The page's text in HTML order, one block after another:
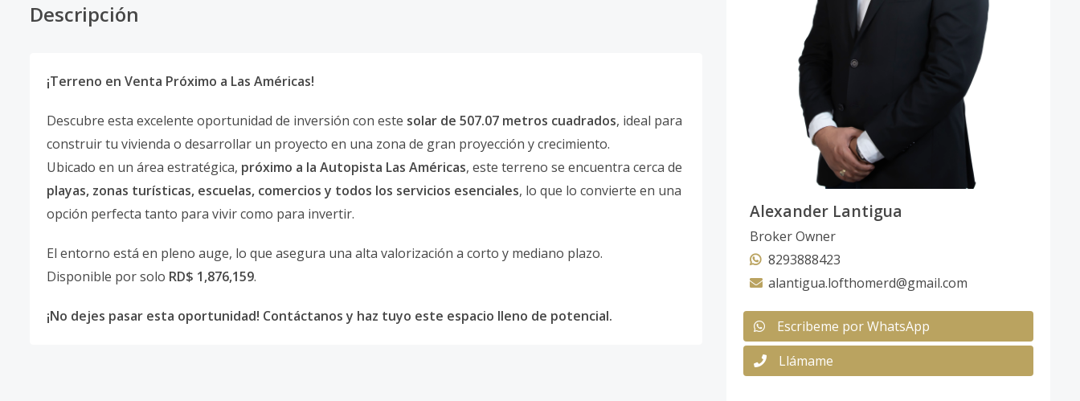
Descripción
¡Terreno en Venta Próximo a Las Américas!
Descubre esta excelente oportunidad de inversión con este solar de 507.07 metros cuadrados, ideal para
construir tu vivienda o desarrollar un proyecto en una zona de gran proyección y crecimiento.
Ubicado en un área estratégica, próximo a la Autopista Las Américas, este terreno se encuentra cerca de
playas, zonas turísticas, escuelas, comercios y todos los servicios esenciales, lo que lo convierte en una
opción perfecta tanto para vivir como para invertir.
El entorno está en pleno auge, lo que asegura una alta valorización a corto y mediano plazo.
Disponible por solo RD$ 1,876,159.
¡No dejes pasar esta oportunidad! Contáctanos y haz tuyo este espacio lleno de potencial.
Alexander Lantigua
Broker Owner
8293888423
alantigua.lofthomerd@gmail.com
Escribeme por WhatsApp
Llámame